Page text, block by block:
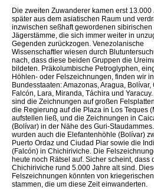
Die zweiten Zuwanderer kamen erst 13.000
später aus dem asiatischen Raum und
inzwischen seßhaft gewordenen sibirischen
Jägerstämme, die sich immer weiter in
Gegenden zurückzogen. Venezolanische
Wissenschaftler wiesen durch
nach, dass diese beiden Gruppen die
bildeten. Präkolumbische Petroglyphen,
Höhlen- oder Felszeichnungen, finden wir
Bundesstaaten: Amazonas, Aragua, Bolívar,
Falcón, Lara, Miranda, Táchira und
sind die Zeichnungen auf großen
die Regierung auf die Plaza in Los Teques
aufstellen ließ, und die Zeichnungen in
(Bolívar) in der Nähe des Guri-
wurden auch die Elefantenhöhle (Bolívar)
Puerto Ordaz und Ciudad Piar sowie die
(Falcón) in Chichiriviche. Die
heute noch Rätsel auf. Sicher scheint, dass
Chichiriviche rund 5.000 Jahre alt sind.
Felszeichnungen könnten von
stammen, die um diese Zeit einwanderten.